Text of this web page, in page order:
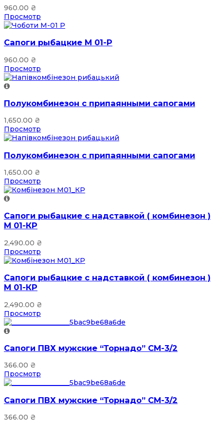
960.00 ₴
Просмотр
Сапоги рыбацкие М 01-Р
960.00 ₴
Просмотр
Полукомбинезон с припаянными сапогами
1,650.00 ₴
Просмотр
Полукомбинезон с припаянными сапогами
1,650.00 ₴
Просмотр
Сапоги рыбацкие с надставкой ( комбинезон )
М 01-КР
2,490.00 ₴
Просмотр
Сапоги рыбацкие с надставкой ( комбинезон )
М 01-КР
2,490.00 ₴
Просмотр
Сапоги ПВХ мужские “Торнадо” СМ-3/2
366.00 ₴
Просмотр
Сапоги ПВХ мужские “Торнадо” СМ-3/2
366.00 ₴